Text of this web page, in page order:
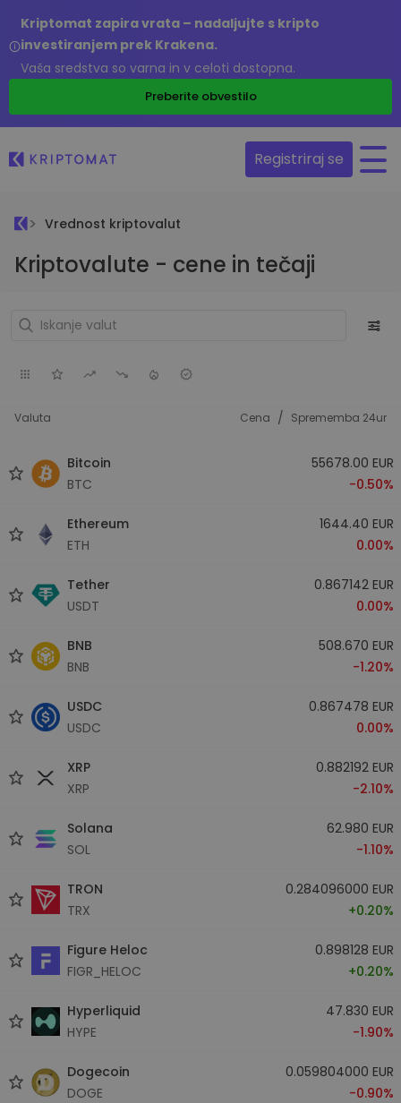
Kriptomat zapira vrata – nadaljujte s kripto
investiranjem prek Krakena.
Vaša sredstva so varna in v celoti dostopna.
Preberite obvestilo
Registriraj se
Vrednost kriptovalut
Kriptovalute - cene in tečaji
Valuta Cena / Sprememba 24ur
Bitcoin
BTC
55678.00 EUR
-0.50%
Ethereum
ETH
1644.40 EUR
0.00%
Tether
USDT
0.867142 EUR
0.00%
BNB
BNB
508.670 EUR
-1.20%
USDC
USDC
0.867478 EUR
0.00%
XRP
XRP
0.882192 EUR
-2.10%
Solana
SOL
62.980 EUR
-1.10%
TRON
TRX
0.284096000 EUR
+0.20%
Figure Heloc
FIGR_HELOC
0.898128 EUR
+0.20%
Hyperliquid
HYPE
47.830 EUR
-1.90%
Dogecoin
DOGE
0.059804000 EUR
-0.90%